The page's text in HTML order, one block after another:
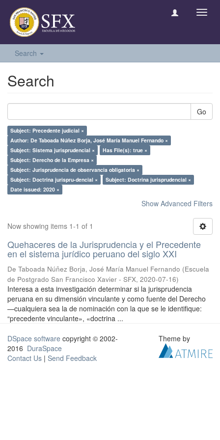
Search
Search
Go
Subject: Precedente judicial ×
Author: De Taboada Núñez Borja, José María Manuel Fernando ×
Subject: Sistema jurisprudencial ×
Has File(s): true ×
Subject: Derecho de la Empresa ×
Subject: Jurisprudencia de observancia obligatoria ×
Subject: Doctrina jurispru-dencial ×
Subject: Doctrina jurisprudencial ×
Date issued: 2020 ×
Show Advanced Filters
Now showing items 1-1 of 1
Quehaceres de la Jurisprudencia y el Precedente
en el sistema jurídico peruano del siglo XXI
De Taboada Núñez Borja, José María Manuel Fernando (Escuela
de Postgrado San Francisco Xavier - SFX, 2020-07-16)
Interesa a esta investigación determinar si la jurisprudencia
peruana en su dimensión vinculante y como fuente del Derecho
—cualquiera sea la de nominación con la que se le identifique:
“precedente vinculante», «doctrina ...
DSpace software copyright © 2002-
2016 DuraSpace
Contact Us | Send Feedback
Theme by